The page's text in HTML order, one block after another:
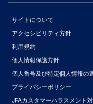
サイトについて
アクセシビリティ方針
利用規約
個人情報保護方針
個人番号及び特定個人情報の
プライバシーポリシー
JFAカスタマーハラスメント